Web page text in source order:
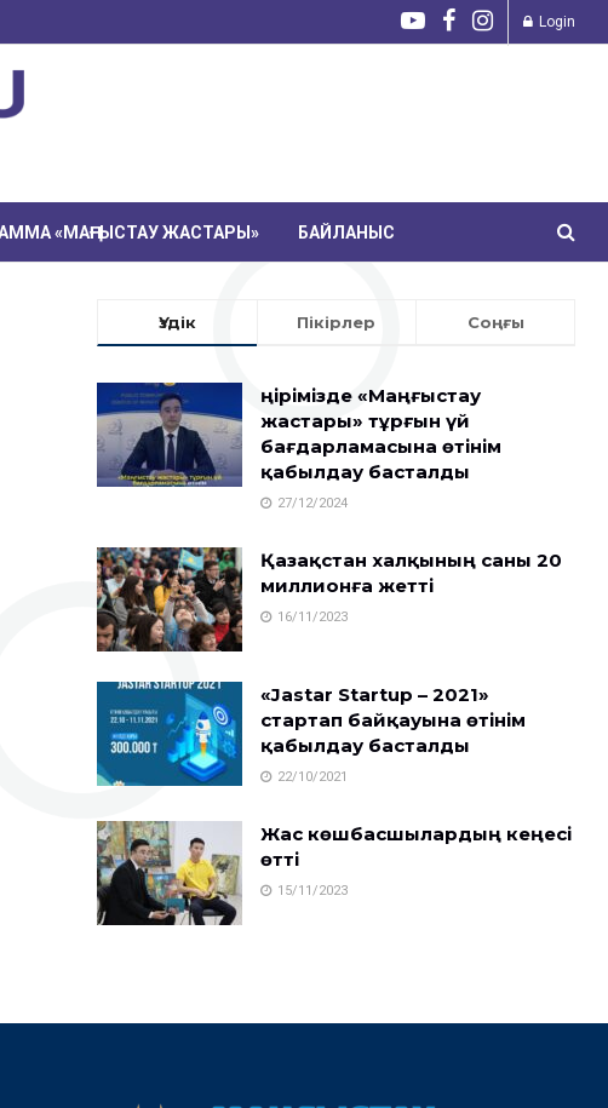
Login
«МАҢҒЫСТАУ ЖАСТАРЫ» БАЙЛАНЫС
Үздік Пікірлер Соңғы
Өңірімізде «Маңғыстау
жастары» тұрғын үй
бағдарламасына өтінім
қабылдау басталды
27/12/2024
Қазақстан халқының саны 20
миллионға жетті
16/11/2023
«Jastar Startup – 2021»
стартап байқауына өтінім
қабылдау басталды
22/10/2021
Жас көшбасшылардың кеңесі
өтті
15/11/2023